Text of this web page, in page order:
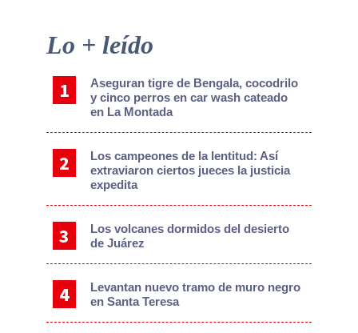
Primary
Lo + leído
Aseguran tigre de Bengala, cocodrilo
y cinco perros en car wash cateado
en La Montada
Los campeones de la lentitud: Así
extraviaron ciertos jueces la justicia
expedita
Los volcanes dormidos del desierto
de Juárez
Levantan nuevo tramo de muro negro
en Santa Teresa